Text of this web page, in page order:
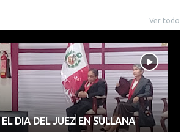
Ver todo
DIA DEL JUEZ EN SULLANA